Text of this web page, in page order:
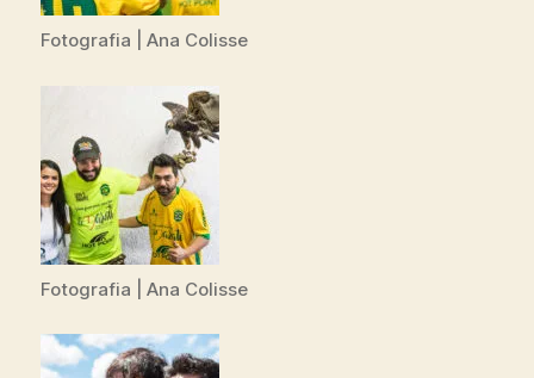
Fotografia | Ana Colisse
Fotografia | Ana Colisse